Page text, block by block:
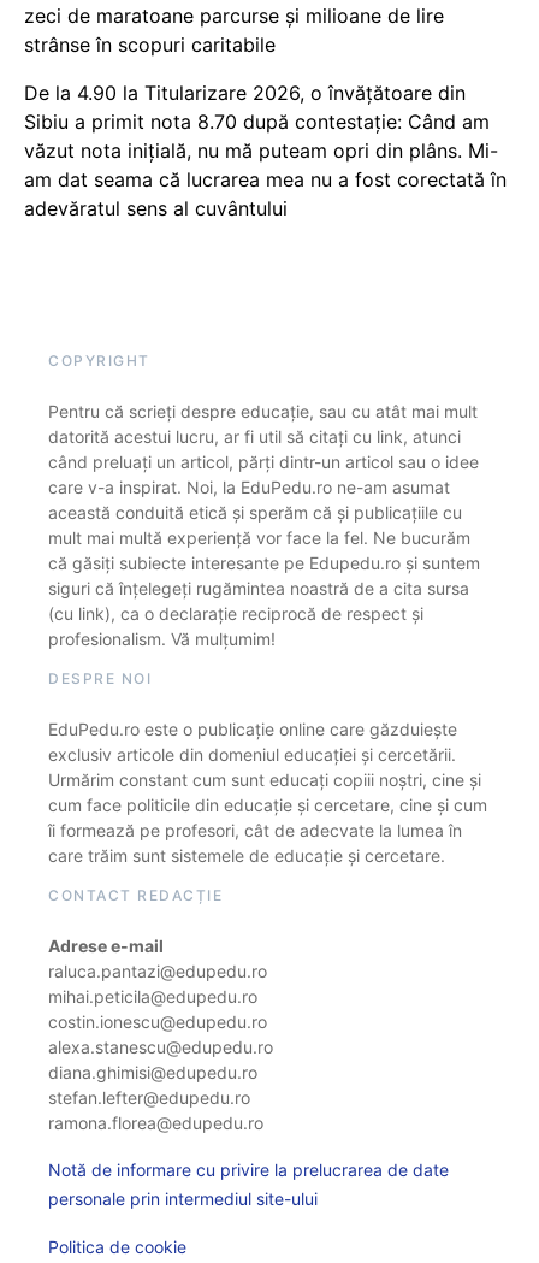
zeci de maratoane parcurse și milioane de lire
strânse în scopuri caritabile
De la 4.90 la Titularizare 2026, o învățătoare din
Sibiu a primit nota 8.70 după contestație: Când am
văzut nota inițială, nu mă puteam opri din plâns. Mi-
am dat seama că lucrarea mea nu a fost corectată în
adevăratul sens al cuvântului
COPYRIGHT
Pentru că scrieți despre educație, sau cu atât mai mult
datorită acestui lucru, ar fi util să citați cu link, atunci
când preluați un articol, părți dintr-un articol sau o idee
care v-a inspirat. Noi, la EduPedu.ro ne-am asumat
această conduită etică și sperăm că și publicațiile cu
mult mai multă experiență vor face la fel. Ne bucurăm
că găsiți subiecte interesante pe Edupedu.ro și suntem
siguri că înțelegeți rugămintea noastră de a cita sursa
(cu link), ca o declarație reciprocă de respect și
profesionalism. Vă mulțumim!
DESPRE NOI
EduPedu.ro este o publicație online care găzduiește
exclusiv articole din domeniul educației și cercetării.
Urmărim constant cum sunt educați copiii noștri, cine și
cum face politicile din educație și cercetare, cine și cum
îi formează pe profesori, cât de adecvate la lumea în
care trăim sunt sistemele de educație și cercetare.
CONTACT REDACȚIE
Adrese e-mail
raluca.pantazi@edupedu.ro
mihai.peticila@edupedu.ro
costin.ionescu@edupedu.ro
alexa.stanescu@edupedu.ro
diana.ghimisi@edupedu.ro
stefan.lefter@edupedu.ro
ramona.florea@edupedu.ro
Notă de informare cu privire la prelucrarea de date
personale prin intermediul site-ului
Politica de cookie